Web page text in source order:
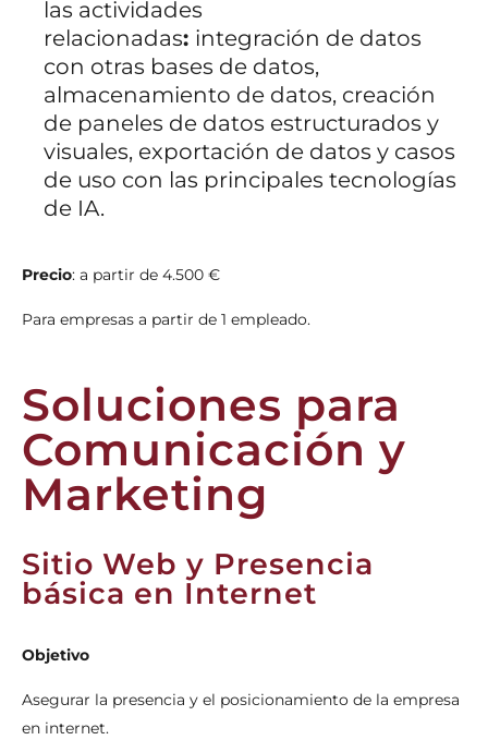
las actividades
relacionadas: integración de datos
con otras bases de datos,
almacenamiento de datos, creación
de paneles de datos estructurados y
visuales, exportación de datos y casos
de uso con las principales tecnologías
de IA.
Precio: a partir de 4.500 €
Para empresas a partir de 1 empleado.
Soluciones para
Comunicación y
Marketing
Sitio Web y Presencia
básica en Internet
Objetivo
Asegurar la presencia y el posicionamiento de la empresa
en internet.